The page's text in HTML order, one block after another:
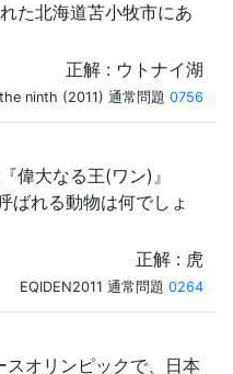
た北海道苫小牧市にあ
正解 : ウトナイ湖
ninth (2011) 通常問題 0756
偉大なる王(ワン)』
ばれる動物は何でしょ
正解 : 虎
EQIDEN2011 通常問題 0264
オリンピックで、日本